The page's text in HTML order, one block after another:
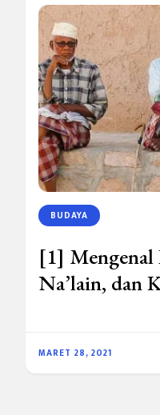
BUDAYA
[1] Mengenal
Na’lain, dan
MARET 28, 2021